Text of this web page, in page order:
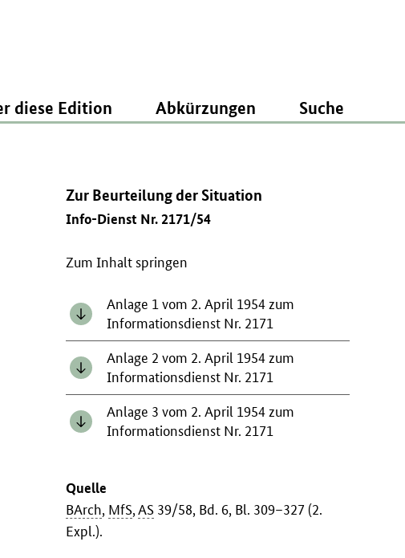
diese Edition Abkürzungen Suche
Zur Beurteilung der Situation
Info-Dienst Nr. 2171/54
Zum Inhalt springen
Anlage 1 vom 2. April 1954 zum
Informationsdienst Nr. 2171
Anlage 2 vom 2. April 1954 zum
Informationsdienst Nr. 2171
Anlage 3 vom 2. April 1954 zum
Informationsdienst Nr. 2171
Quelle
BArch, MfS,AS 39/58, Bd. 6, Bl. 309–327 (2.
Expl.).